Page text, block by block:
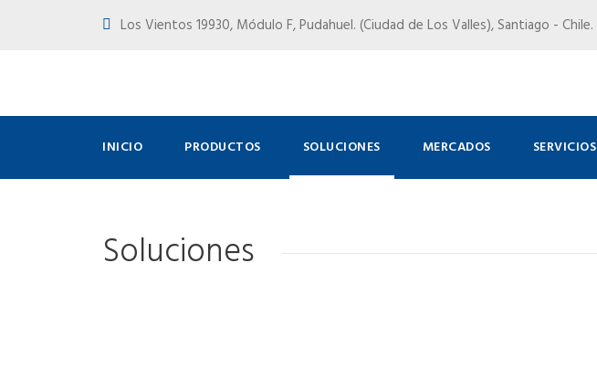
Los Vientos 19930, Módulo F, Pudahuel. (Ciudad de Los Valles), Santiago - Chile.
INICIO PRODUCTOS SOLUCIONES MERCADOS SERVICIOS
Soluciones